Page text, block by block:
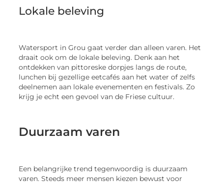
Lokale beleving
Watersport in Grou gaat verder dan alleen varen. Het
draait ook om de lokale beleving. Denk aan het
ontdekken van pittoreske dorpjes langs de route,
lunchen bij gezellige eetcafés aan het water of zelfs
deelnemen aan lokale evenementen en festivals. Zo
krijg je echt een gevoel van de Friese cultuur.
Duurzaam varen
Een belangrijke trend tegenwoordig is duurzaam
varen. Steeds meer mensen kiezen bewust voor